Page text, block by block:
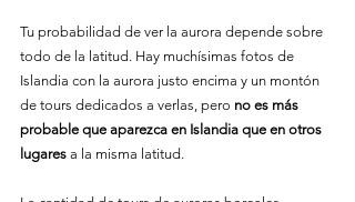
Tu probabilidad de ver la aurora depende sobre
todo de la latitud. Hay muchísimas fotos de
Islandia con la aurora justo encima y un montón
de tours dedicados a verlas, pero no es más
probable que aparezca en Islandia que en otros
lugares a la misma latitud.